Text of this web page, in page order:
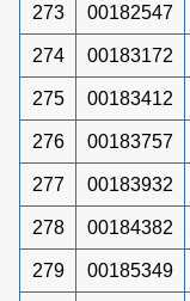
273 00182547
274 00183172
275 00183412
276 00183757
277 00183932
278 00184382
279 00185349